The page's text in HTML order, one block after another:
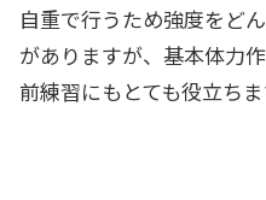
自重で行うため強度をど
がありますが、基本体力
前練習にもとても役立ちま